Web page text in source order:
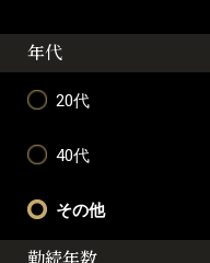
年代
20代
40代
その他
勤続年数